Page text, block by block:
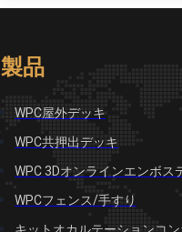
製品
WPC屋外デッキ
WPC共押出デッキ
WPC 3Dオンラインエンボス
WPCフェンス/手すり
キットオカルテーションコ